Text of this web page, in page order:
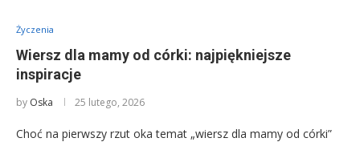
Życzenia
Wiersz dla mamy od córki: najpiękniejsze
inspiracje
by Oska 25 lutego, 2026
Choć na pierwszy rzut oka temat „wiersz dla mamy od córki”